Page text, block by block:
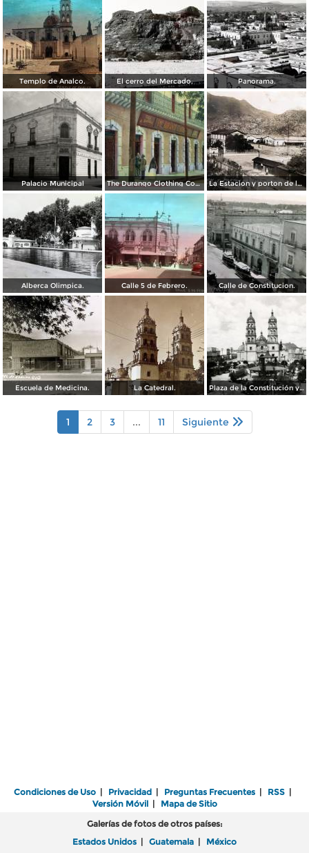
Templo de Analco. El cerro del Mercado. Panorama.
Palacio Municipal The Durango Clothing Company La Estacion y porton de la fabrica Dinamita.
Alberca Olimpica. Calle 5 de Febrero. Calle de Constitucion.
Escuela de Medicina. La Catedral. Plaza de la Constitución y Catedral de Durango
1 2 3 ... 11 Siguiente
Condiciones de Uso | Privacidad | Preguntas Frecuentes | RSS |
Versión Móvil| Mapa de Sitio
Galerías de fotos de otros países:
Estados Unidos | Guatemala | México